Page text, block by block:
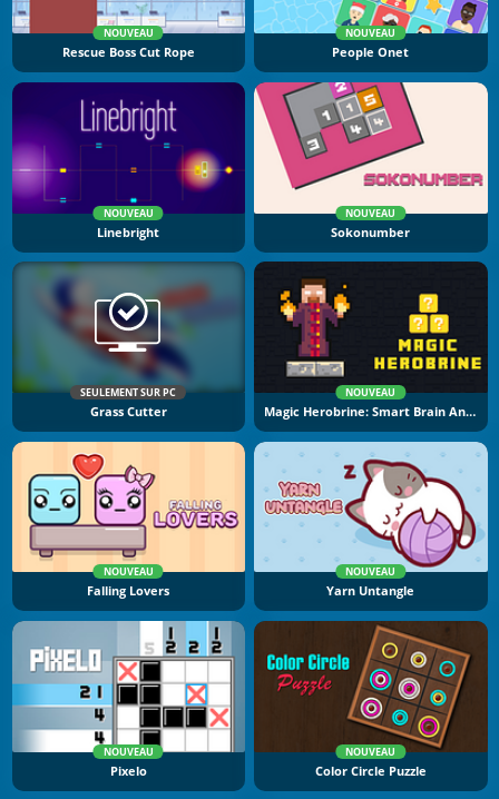
NOUVEAU
Rescue Boss Cut Rope
NOUVEAU
People Onet
NOUVEAU
Linebright
NOUVEAU
Sokonumber
SEULEMENT SUR PC
Grass Cutter
NOUVEAU
Magic Herobrine: Smart Brain And Puzzle Quest
NOUVEAU
Falling Lovers
NOUVEAU
Yarn Untangle
NOUVEAU
Pixelo
NOUVEAU
Color Circle Puzzle